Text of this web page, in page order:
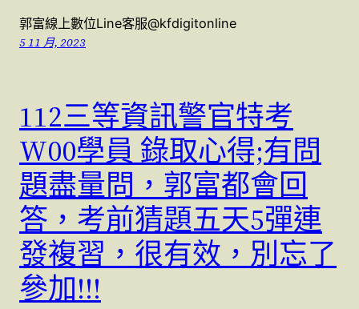
郭富線上數位Line客服@kfdigitonline
5 11 月, 2023
112三等資訊警官特考
W00學員 錄取心得;有問
題盡量問，郭富都會回
答，考前猜題五天5彈連
發複習，很有效，別忘了
參加!!!